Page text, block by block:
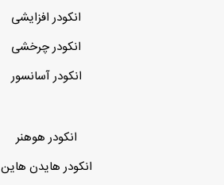
انکودر افزایشی
انکودر چرخشی
انکودر آسانسور
انکودر هوهنر
انکودر هایدن هاین